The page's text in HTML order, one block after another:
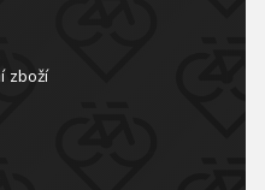
zboží